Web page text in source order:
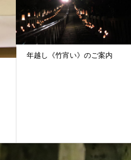
年越し《竹宵い》のご案内